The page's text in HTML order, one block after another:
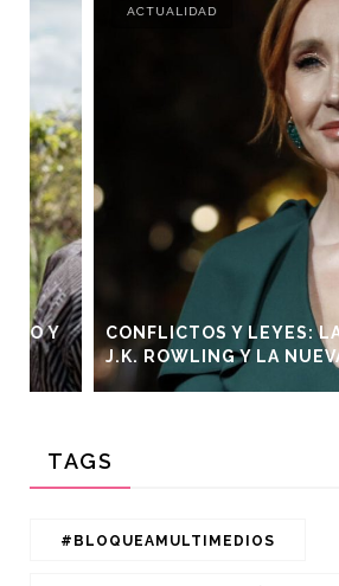
ACTUALIDAD
CONFLICTOS Y LEYES: LA
J.K. ROWLING Y LA NUEVA LEY
TAGS
#BLOQUEAMULTIMEDIOS